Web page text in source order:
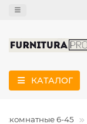
КАТАЛОГ
6-45